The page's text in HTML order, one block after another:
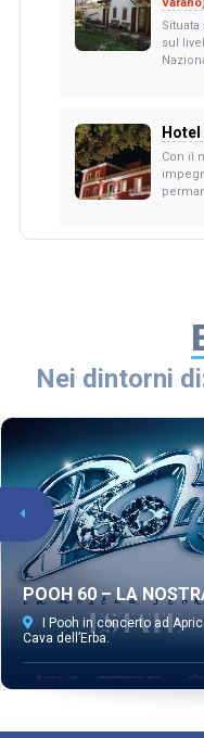
sul
Hotel
Con il
Nei dintorni
POOH 60 – LA
I Pooh in concerto ad
Cava dell’Erba.